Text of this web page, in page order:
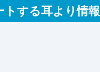
トする耳より情報